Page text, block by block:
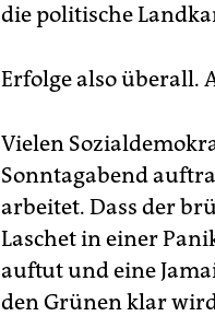
die politische
Erfolge also überall.
Vielen
Sonntagabend
arbeitet. Dass der
Laschet in einer
auftut und eine
den Grünen klar